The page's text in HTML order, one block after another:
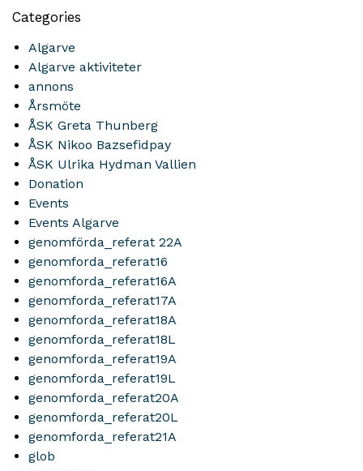
Categories
Algarve
Algarve aktiviteter
annons
Årsmöte
ÅSK Greta Thunberg
ÅSK Nikoo Bazsefidpay
ÅSK Ulrika Hydman Vallien
Donation
Events
Events Algarve
genomförda_referat 22A
genomforda_referat16
genomforda_referat16A
genomforda_referat17A
genomforda_referat18A
genomforda_referat18L
genomforda_referat19A
genomforda_referat19L
genomforda_referat20A
genomforda_referat20L
genomforda_referat21A
glob